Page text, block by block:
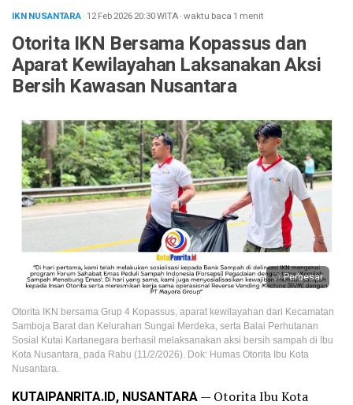
IKN NUSANTARA· 12 Feb 202620:30WITA·waktu baca 1 menit
Otorita IKN Bersama Kopassus dan
Aparat Kewilayahan Laksanakan Aksi
Bersih Kawasan Nusantara
Perbesar
Otorita IKN bersama Grup 4 Kopassus, aparat kewilayahan dari Kecamatan
Samboja Barat dan Kelurahan Sungai Merdeka, serta Balai Perhutanan
Sosial Kutai Kartanegara berhasil melaksanakan aksi bersih sampah di Ibu
Kota Nusantara, pada Rabu (11/2/2026). Dok: Humas Otorita Ibu Kota
Nusantara.
KUTAIPANRITA.ID, NUSANTARA— Otorita Ibu Kota